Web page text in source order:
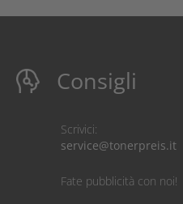
Consigli
Scrivici:
service@tonerpreis.it
Fate pubblicità con noi!